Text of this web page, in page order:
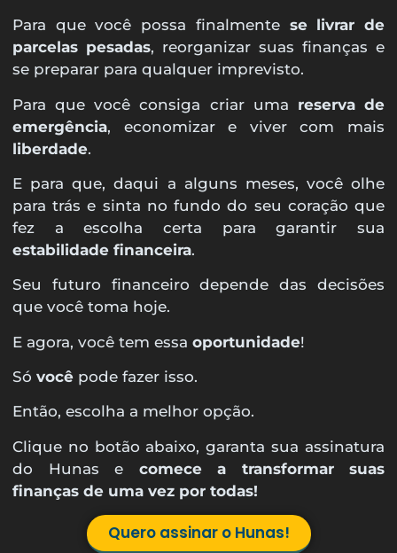
Para que você possa finalmente se livrar de
parcelas pesadas, reorganizar suas finanças e
se preparar para qualquer imprevisto.
Para que você consiga criar uma reserva de
emergência, economizar e viver com mais
liberdade.
E para que, daqui a alguns meses, você olhe
para trás e sinta no fundo do seu coração que
fez a escolha certa para garantir sua
estabilidade financeira.
Seu futuro financeiro depende das decisões
que você toma hoje.
E agora, você tem essa oportunidade!
Só você pode fazer isso.
Então, escolha a melhor opção.
Clique no botão abaixo, garanta sua assinatura
do Hunas e comece a transformar suas
finanças de uma vez por todas!
Quero assinar o Hunas!